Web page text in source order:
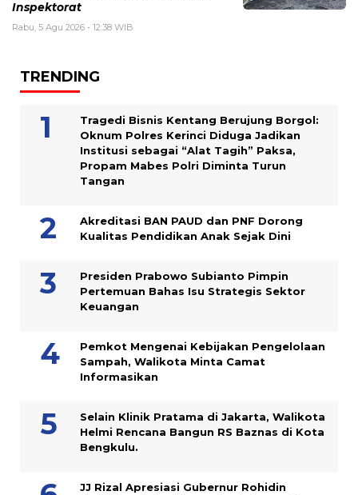
Inspektorat
Rabu, 5 Agu 2026 - 12:38 WIB
TRENDING
Tragedi Bisnis Kentang Berujung Borgol:
Oknum Polres Kerinci Diduga Jadikan
Institusi sebagai “Alat Tagih” Paksa,
Propam Mabes Polri Diminta Turun
Tangan
Akreditasi BAN PAUD dan PNF Dorong
Kualitas Pendidikan Anak Sejak Dini
Presiden Prabowo Subianto Pimpin
Pertemuan Bahas Isu Strategis Sektor
Keuangan
Pemkot Mengenai Kebijakan Pengelolaan
Sampah, Walikota Minta Camat
Informasikan
Selain Klinik Pratama di Jakarta, Walikota
Helmi Rencana Bangun RS Baznas di Kota
Bengkulu.
JJ Rizal Apresiasi Gubernur Rohidin